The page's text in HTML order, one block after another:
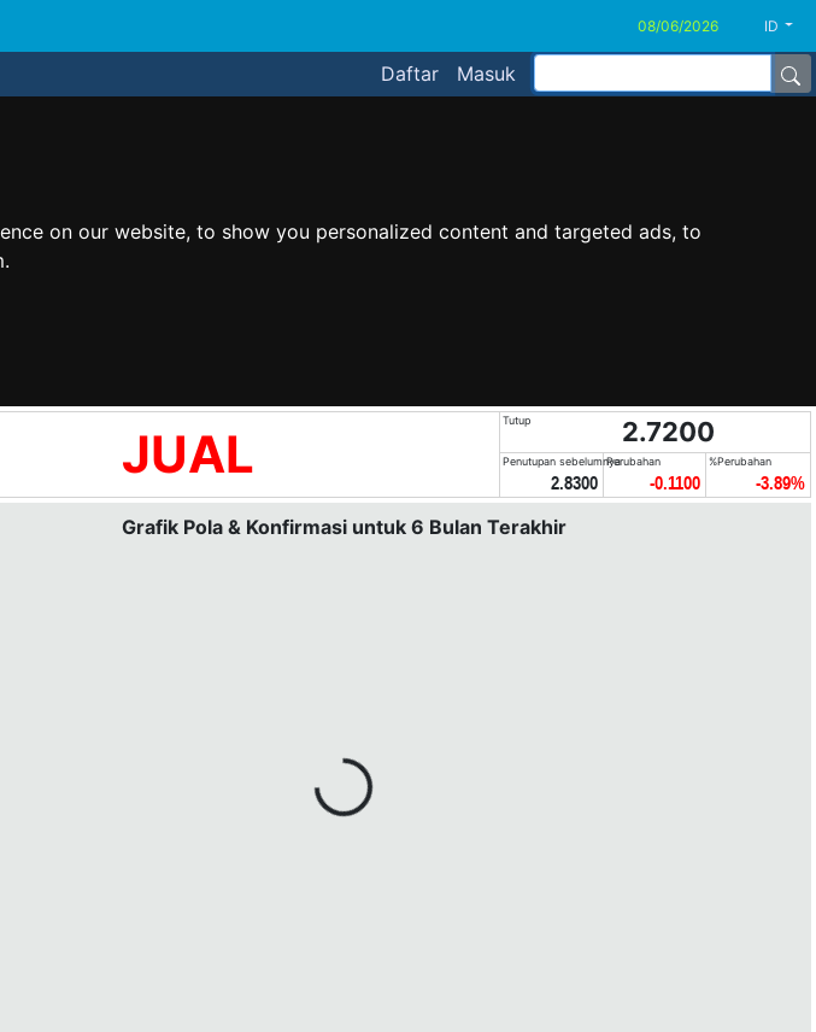
on our website, to show you personalized content and targeted ads, to
ID
Daftar Masuk
JUAL
Tutup 2.7200
Penutupan sebelumnya
2.8300
Perubahan
-0.1100
%Perubahan
-3.89%
Grafik Pola & Konfirmasi untuk 6 Bulan Terakhir